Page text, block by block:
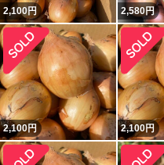
2,100円 2,580円
2,100円 2,100円